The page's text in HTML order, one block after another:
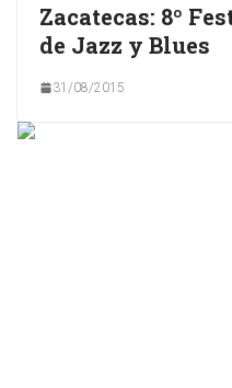
Zacatecas: 8º
de Jazz y Blues
31/08/2015